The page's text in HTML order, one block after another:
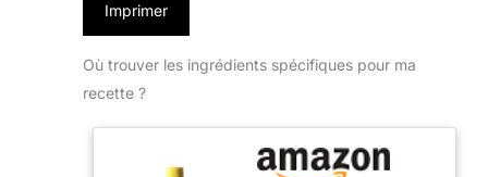
Imprimer
Où trouver les ingrédients spécifiques pour ma
recette ?